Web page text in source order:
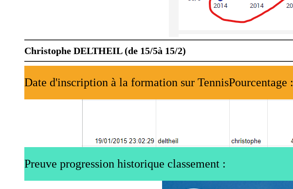
Christophe DELTHEIL (de 15/5à 15/2)
Date d'inscription à la formation sur TennisPourcentage :
Preuve progression historique classement :